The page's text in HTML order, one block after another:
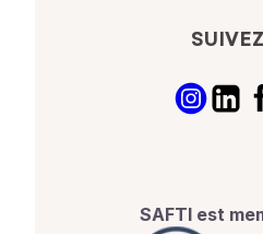
SAFTI est